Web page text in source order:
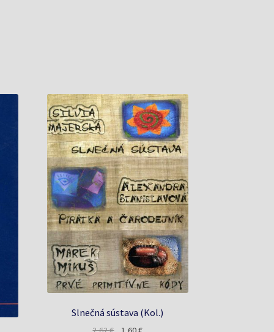
Slnečná sústava (Kol.)
PôvodnáAktuálna